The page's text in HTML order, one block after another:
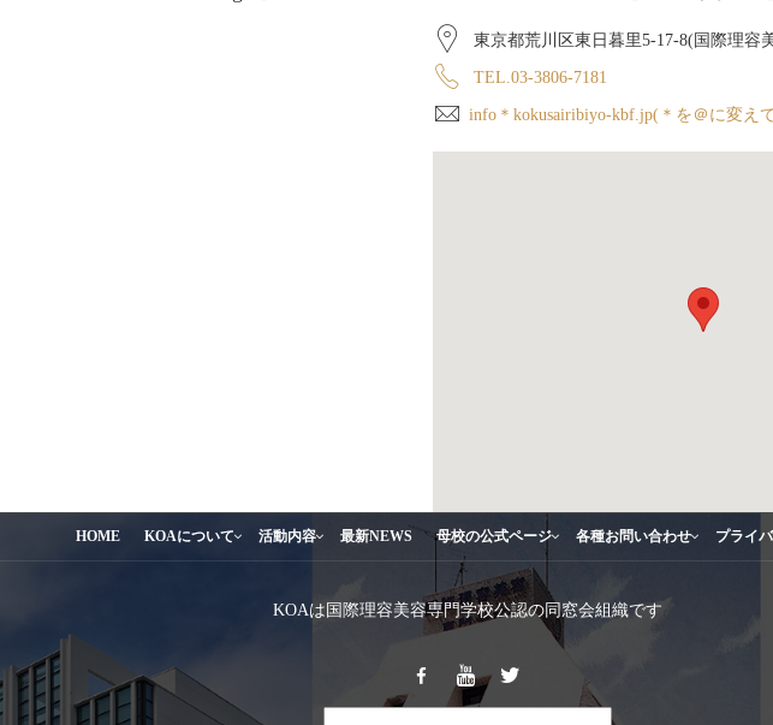
東京都荒川区東日暮里5-17-8(国際理容
TEL.03-3806-7181
info＊kokusairibiyo-kbf.jp(＊を＠に変え
HOME KOAについて 活動内容 最新NEWS 母校の公式ページ 各種お問い合わせ プライ
KOAは国際理容美容専門学校公認の同窓会組織です